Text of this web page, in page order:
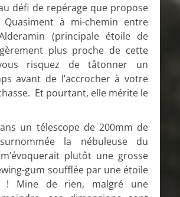
défi de repérage que propose
à mi-chemin entre
(principale étoile de
plus proche de cette
risquez de tâtonner un
avant de l’accrocher à votre
Et pourtant, elle mérite le
un télescope de 200mm de
la nébuleuse du
plutôt une grosse
gum soufflée par une étoile
! Mine de rien, malgré une